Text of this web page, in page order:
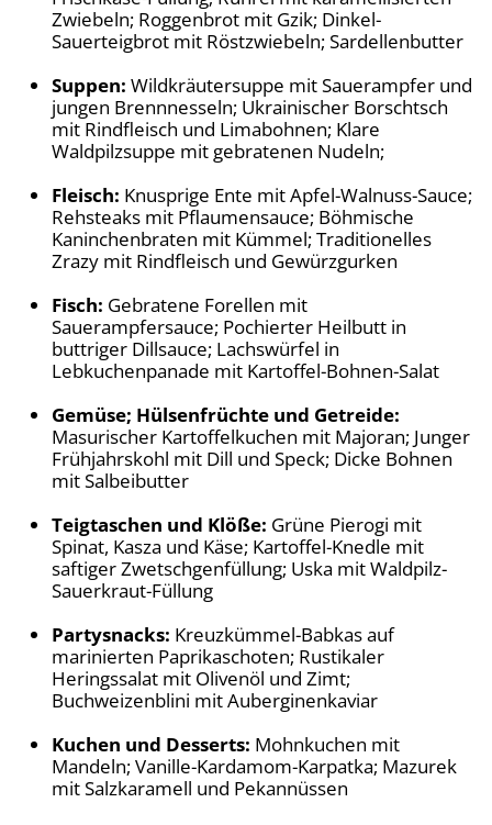
Zwiebeln; Roggenbrot mit Gzik; Dinkel-
Sauerteigbrot mit Röstzwiebeln; Sardellenbutter
Suppen: Wildkräutersuppe mit Sauerampfer und
jungen Brennnesseln; Ukrainischer Borschtsch
mit Rindfleisch und Limabohnen; Klare
Waldpilzsuppe mit gebratenen Nudeln;
Fleisch: Knusprige Ente mit Apfel-Walnuss-Sauce;
Rehsteaks mit Pflaumensauce; Böhmische
Kaninchenbraten mit Kümmel; Traditionelles
Zrazy mit Rindfleisch und Gewürzgurken
Fisch: Gebratene Forellen mit
Sauerampfersauce; Pochierter Heilbutt in
buttriger Dillsauce; Lachswürfel in
Lebkuchenpanade mit Kartoffel-Bohnen-Salat
Gemüse; Hülsenfrüchte und Getreide:
Masurischer Kartoffelkuchen mit Majoran; Junger
Frühjahrskohl mit Dill und Speck; Dicke Bohnen
mit Salbeibutter
Teigtaschen und Klöße: Grüne Pierogi mit
Spinat, Kasza und Käse; Kartoffel-Knedle mit
saftiger Zwetschgenfüllung; Uska mit Waldpilz-
Sauerkraut-Füllung
Partysnacks: Kreuzkümmel-Babkas auf
marinierten Paprikaschoten; Rustikaler
Heringssalat mit Olivenöl und Zimt;
Buchweizenblini mit Auberginenkaviar
Kuchen und Desserts: Mohnkuchen mit
Mandeln; Vanille-Kardamom-Karpatka; Mazurek
mit Salzkaramell und Pekannüssen